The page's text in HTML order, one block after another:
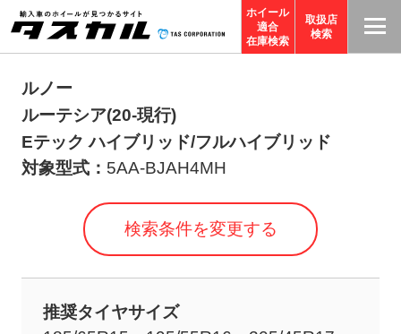
ホイール
適合
在庫検索
取扱店
検索
ルノー
ルーテシア(20-現行)
Eテック ハイブリッド/フルハイブリッド
対象型式： 5AA-BJAH4MH
検索条件を変更する
推奨タイヤサイズ
T